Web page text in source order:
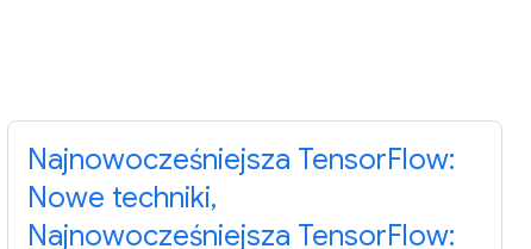
Najnowocześniejsza TensorFlow:
Nowe techniki,
Najnowocześniejsza TensorFlow: